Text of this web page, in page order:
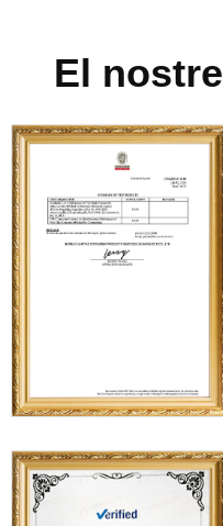
El nostre